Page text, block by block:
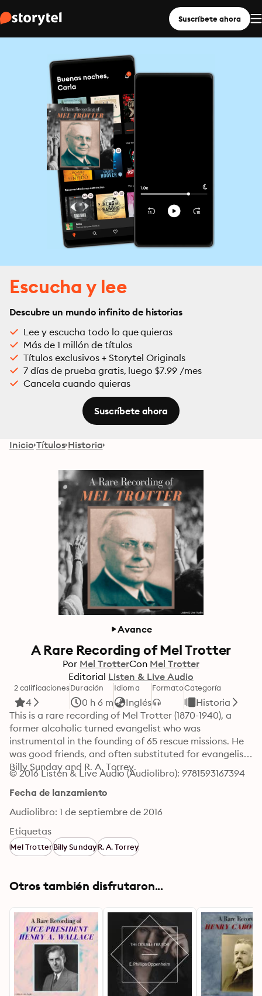
Suscríbete ahora
Escucha y lee
Descubre un mundo infinito de historias
Lee y escucha todo lo que quieras
Más de 1 millón de títulos
Títulos exclusivos + Storytel Originals
7 días de prueba gratis, luego $7.99 /mes
Cancela cuando quieras
Suscríbete ahora
Inicio Títulos Historia
Avance
A Rare Recording of Mel Trotter
Por Mel TrotterCon Mel Trotter
Editorial Listen & Live Audio
2 calificaciones
4
Duración
0 h 6 m
Idioma
Inglés
FormatoCategoría
Historia
This is a rare recording of Mel Trotter (1870-1940), a
former alcoholic turned evangelist who was
instrumental in the founding of 65 rescue missions. He
was good friends, and often substituted for evangelists
Billy Sunday and R. A. Torrey.
© 2016 Listen & Live Audio (Audiolibro): 9781593167394
Fecha de lanzamiento
Audiolibro: 1 de septiembre de 2016
Etiquetas
Mel TrotterBilly SundayR. A. Torrey
Otros también disfrutaron...